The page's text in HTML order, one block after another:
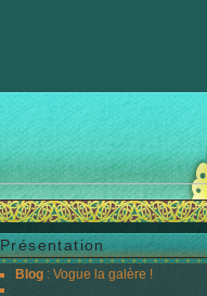
Présentation
Blog : Vogue la galère !